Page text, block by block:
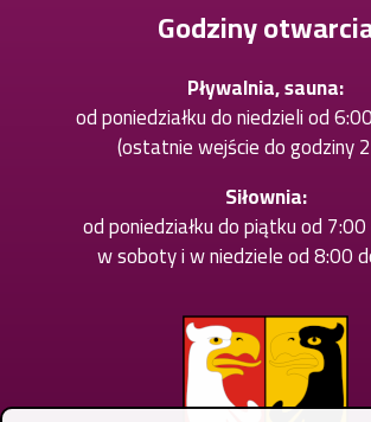
Godziny
Pływalnia, sauna:
od poniedziałku do niedzieli od
(ostatnie wejście do godziny
Siłownia:
od poniedziałku do piątku od
w soboty i w niedziele od 8:00